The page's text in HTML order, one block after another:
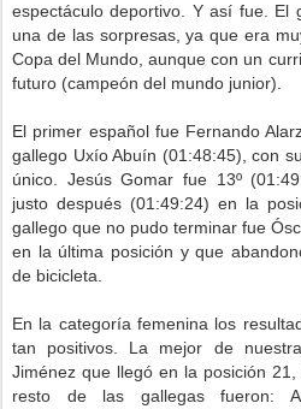
espectáculo deportivo. Y así fue. El
una de las sorpresas, ya que era
Copa del Mundo, aunque con un
futuro (campeón del mundo junior).
El primer español fue Fernando
gallego Uxío Abuín (01:48:45), con
único. Jesús Gomar fue 13º
justo después (01:49:24) en la
gallego que no pudo terminar fue
en la última posición y que
de bicicleta.
En la categoría femenina los
tan positivos. La mejor de
Jiménez que llegó en la posición
resto de las gallegas fueron: